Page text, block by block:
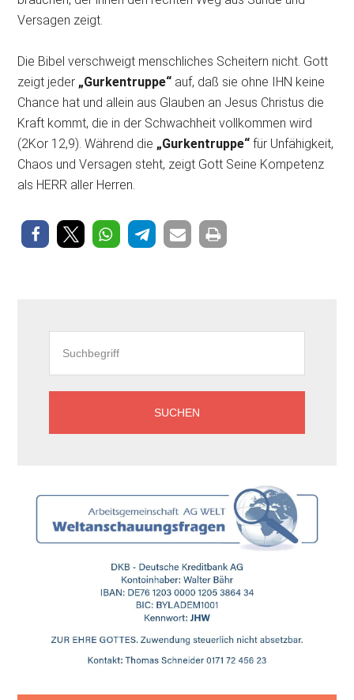
Versagen zeigt.
Die Bibel verschweigt menschliches Scheitern nicht. Gott
zeigt jeder „Gurkentruppe“ auf, daß sie ohne IHN keine
Chance hat und allein aus Glauben an Jesus Christus die
Kraft kommt, die in der Schwachheit vollkommen wird
(2Kor 12,9). Während die „Gurkentruppe“ für Unfähigkeit,
Chaos und Versagen steht, zeigt Gott Seine Kompetenz
als HERR aller Herren.